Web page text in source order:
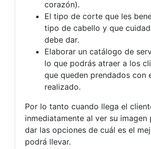
corazón).
El tipo de corte que les
tipo de cabello y que
debe dar.
Elaborar un catálogo de
lo que podrás atraer a los
que queden prendados con
realizado.
Por lo tanto cuando llega el
inmediatamente al ver su imagen
dar las opciones de cuál es el
podrá llevar.